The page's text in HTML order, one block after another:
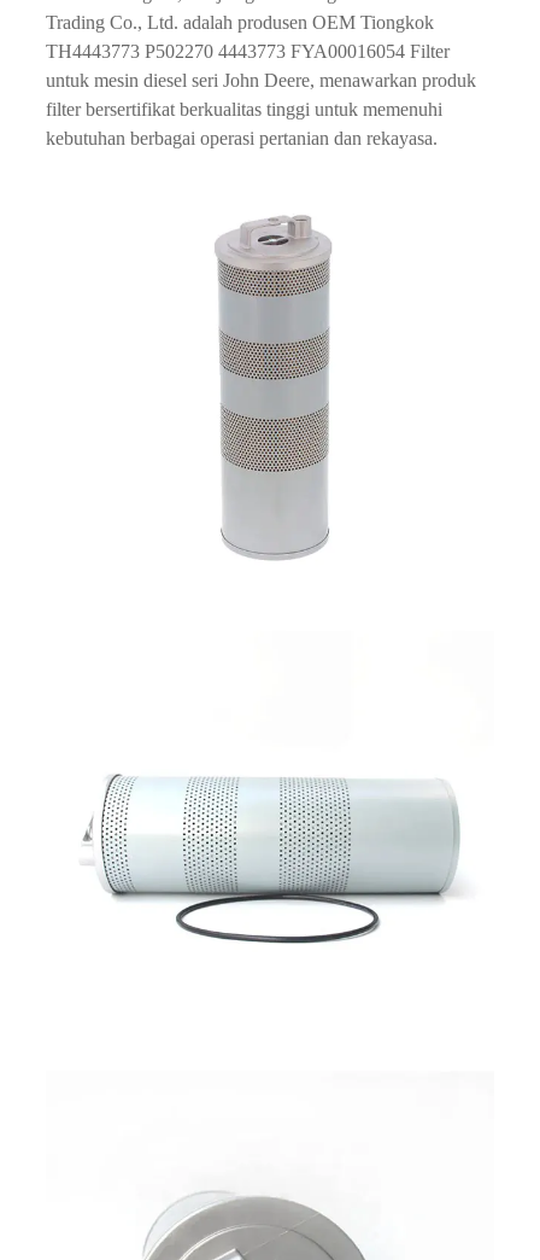
Trading Co., Ltd. adalah produsen OEM Tiongkok
TH4443773 P502270 4443773 FYA00016054 Filter
untuk mesin diesel seri John Deere, menawarkan produk
filter bersertifikat berkualitas tinggi untuk memenuhi
kebutuhan berbagai operasi pertanian dan rekayasa.